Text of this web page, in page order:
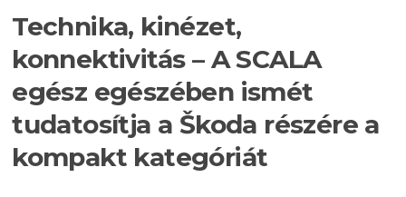
Technika, kinézet,
konnektivitás – A SCALA
egész egészében ismét
tudatosítja a Škoda részére a
kompakt kategóriát